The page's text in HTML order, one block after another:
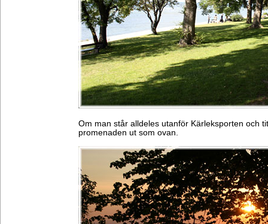
Om man står alldeles utanför Kärleksporten och
promenaden ut som ovan.